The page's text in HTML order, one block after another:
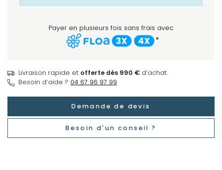
Payer en plusieurs fois sans frais avec
*
Livraison rapide et offerte dès 990 € d’achat.
Besoin d’aide ? 04 67 96 97 99
Demande de devis
Besoin d'un conseil ?